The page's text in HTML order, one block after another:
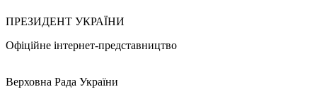
ПРЕЗИДЕНТ УКРАЇНИ
Офіційне інтернет-представництво
Верховна Рада України